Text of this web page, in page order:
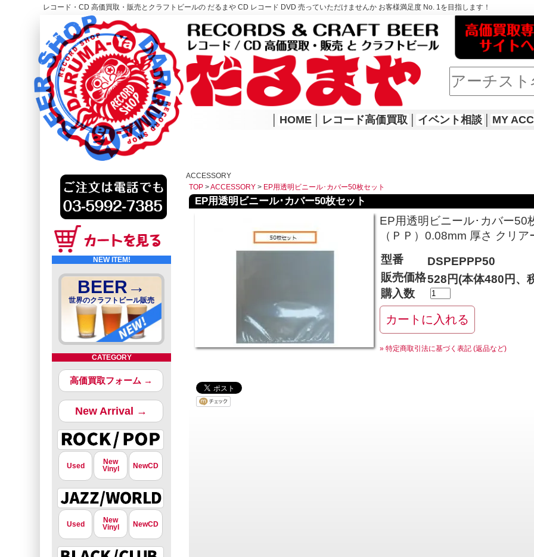
レコード・CD 高価買取・販売とクラフトビールの だるまや CD レコード DVD 売っていただけませんか お客様満足度 No. 1を目指します！
レコード高価買取はこちら
HOME
HOME レコード高価買取 イベント相談 MY
NEW ITEM!
BEER→
世界のクラフトビール販売
CATEGORY
高価買取フォーム →
New Arrival →
Used
New
Vinyl
NewCD
Used
New
Vinyl
NewCD
ACCESSORY
TOP >ACCESSORY > EP用透明ビニール･カバー50枚セット
EP用透明ビニール･カバー50枚セット
EP用透明ビニール･カバー50
（ＰＰ）0.08mm 厚さ クリア
型番
DSPEPPP50
販売価格528円(本体480円、
購入数
» 特定商取引法に基づく表記 (返品など)